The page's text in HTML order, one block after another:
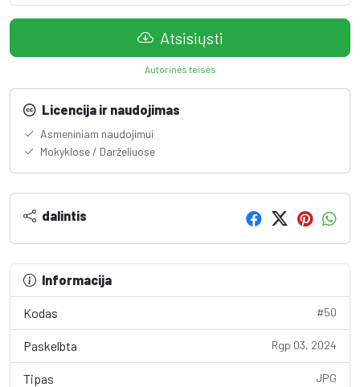
Atsisiųsti
Autorinės teisės
Licencija ir naudojimas
Asmeniniam naudojimui
Mokyklose / Darželiuose
dalintis
Informacija
Kodas #50
Paskelbta Rgp 03, 2024
Tipas JPG